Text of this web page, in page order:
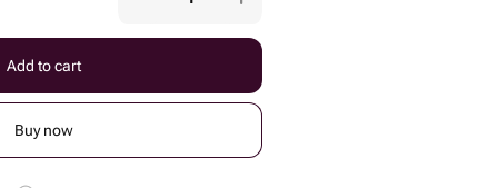
Add to cart
Buy now